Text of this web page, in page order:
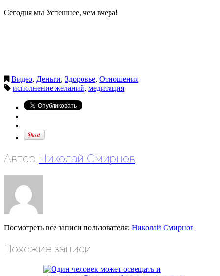
Сегодня мы Успешнее, чем вчера!
Видео, Деньги, Здоровье, Отношения
исполнение желаний, медитация
Автор Николай Смирнов
Посмотреть все записи пользователя: Николай Смирнов
Похожие записи